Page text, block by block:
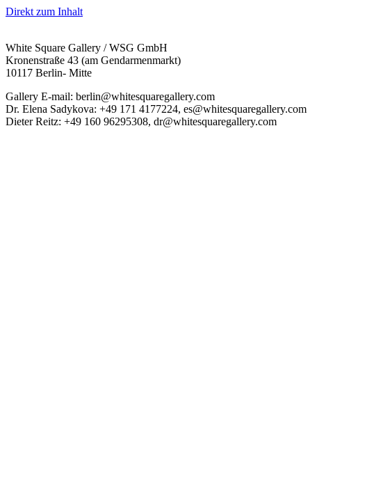
Direkt zum Inhalt
White Square Gallery / WSG GmbH
Kronenstraße 43 (am Gendarmenmarkt)
10117 Berlin- Mitte
Gallery E-mail: berlin@whitesquaregallery.com
Dr. Elena Sadykova: +49 171 4177224, es@whitesquaregallery.com
Dieter Reitz: +49 160 96295308, dr@whitesquaregallery.com